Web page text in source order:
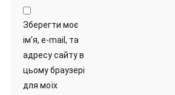
Зберегти моє
ім'я, e-mail, та
адресу сайту в
цьому браузері
для моїх